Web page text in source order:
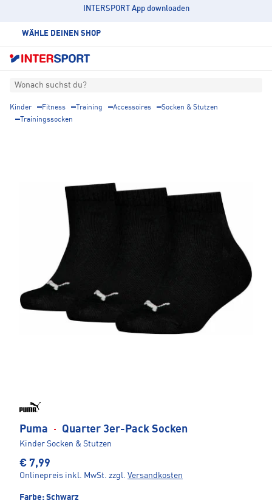
INTERSPORT App downloaden
WÄHLE DEINEN SHOP
Wonach suchst du?
Kinder Fitness Training Accessoires
Socken & Stutzen
Trainingssocken
Puma · Quarter 3er-Pack Socken
Kinder Socken & Stutzen
€ 7,99
Onlinepreis inkl. MwSt. zzgl. Versandkosten
Farbe: Schwarz